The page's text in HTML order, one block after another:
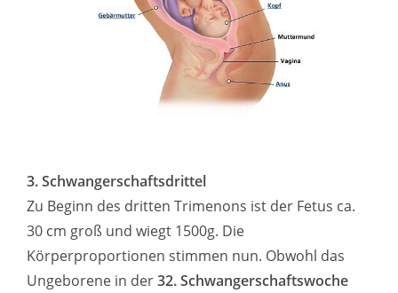
3. Schwangerschaftsdrittel
Zu Beginn des dritten Trimenons ist der Fetus ca.
30 cm groß und wiegt 1500g. Die
Körperproportionen stimmen nun. Obwohl das
Ungeborene in der32. Schwangerschaftswoche